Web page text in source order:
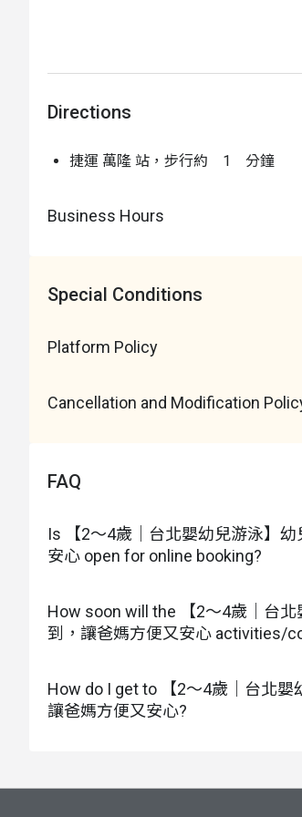
Directions
捷運 萬隆 站，步行約 1 分鐘
Business Hours
Special Conditions
Platform Policy
Cancellation and Modification
FAQ
Is 【2～4歲｜台北嬰幼兒游泳】
安心 open for online booking?
How soon will the 【2～4歲｜台
到，讓爸媽方便又安心 activities/
How do I get to 【2～4歲｜台北嬰
讓爸媽方便又安心?